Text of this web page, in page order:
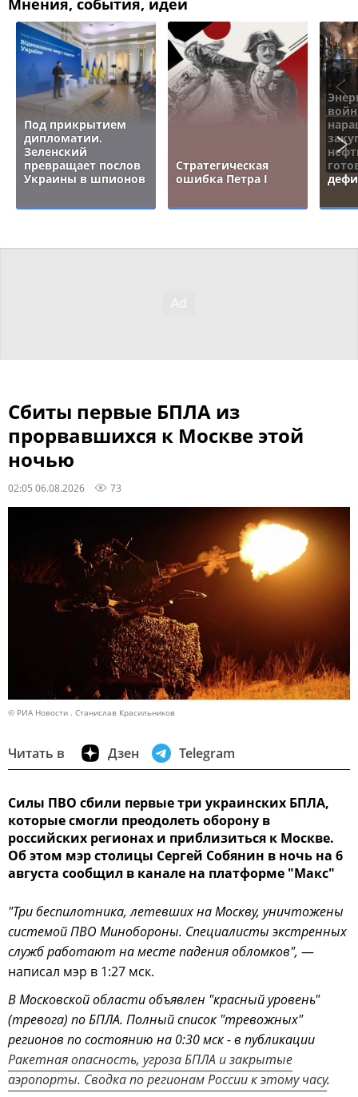
Мнения, события, идеи
Под прикрытием
дипломатии.
Зеленский
превращает послов
Украины в шпионов
Стратегическая
ошибка Петра I
Сбиты первые БПЛА из
прорвавшихся к Москве этой
ночью
02:05 06.08.2026 73
© РИА Новости . Станислав Красильников
Читать в Дзен Telegram
Силы ПВО сбили первые три украинских БПЛА,
которые смогли преодолеть оборону в
российских регионах и приблизиться к Москве.
Об этом мэр столицы Сергей Собянин в ночь на 6
августа сообщил в канале на платформе "Макс"
"Три беспилотника, летевших на Москву, уничтожены
системой ПВО Минобороны. Специалисты экстренных
служб работают на месте падения обломков", —
написал мэр в 1:27 мск.
В Московской области объявлен "красный уровень"
(тревога) по БПЛА. Полный список "тревожных"
регионов по состоянию на 0:30 мск - в публикации
Ракетная опасность, угроза БПЛА и закрытые
аэропорты. Сводка по регионам России к этому часу.